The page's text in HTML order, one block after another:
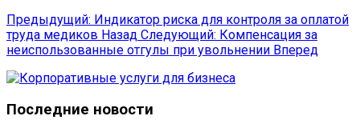
Предыдущий: Индикатор риска для контроля за оплатой
труда медиков Назад Следующий: Компенсация за
неиспользованные отгулы при увольнении Вперед
Последние новости